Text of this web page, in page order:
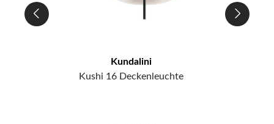
Kundalini
Kushi 16 Deckenleuchte